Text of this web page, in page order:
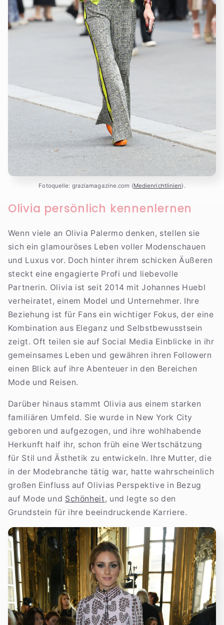
Fotoquelle: graziamagazine.com (Medienrichtlinien).
Olivia persönlich kennenlernen
Wenn viele an Olivia Palermo denken, stellen sie
sich ein glamouröses Leben voller Modenschauen
und Luxus vor. Doch hinter ihrem schicken Äußeren
steckt eine engagierte Profi und liebevolle
Partnerin. Olivia ist seit 2014 mit Johannes Huebl
verheiratet, einem Model und Unternehmer. Ihre
Beziehung ist für Fans ein wichtiger Fokus, der eine
Kombination aus Eleganz und Selbstbewusstsein
zeigt. Oft teilen sie auf Social Media Einblicke in ihr
gemeinsames Leben und gewähren ihren Followern
einen Blick auf ihre Abenteuer in den Bereichen
Mode und Reisen.
Darüber hinaus stammt Olivia aus einem starken
familiären Umfeld. Sie wurde in New York City
geboren und aufgezogen, und ihre wohlhabende
Herkunft half ihr, schon früh eine Wertschätzung
für Stil und Ästhetik zu entwickeln. Ihre Mutter, die
in der Modebranche tätig war, hatte wahrscheinlich
großen Einfluss auf Olivias Perspektive in Bezug
auf Mode und Schönheit, und legte so den
Grundstein für ihre beeindruckende Karriere.